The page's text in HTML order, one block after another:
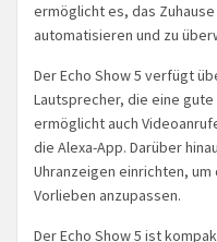
ermöglicht es, das
automatisieren und zu
Der Echo Show 5 verfügt
Lautsprecher, die eine
ermöglicht auch
die Alexa-App. Darüber
Uhranzeigen einrichten,
Vorlieben anzupassen.
Der Echo Show 5 ist